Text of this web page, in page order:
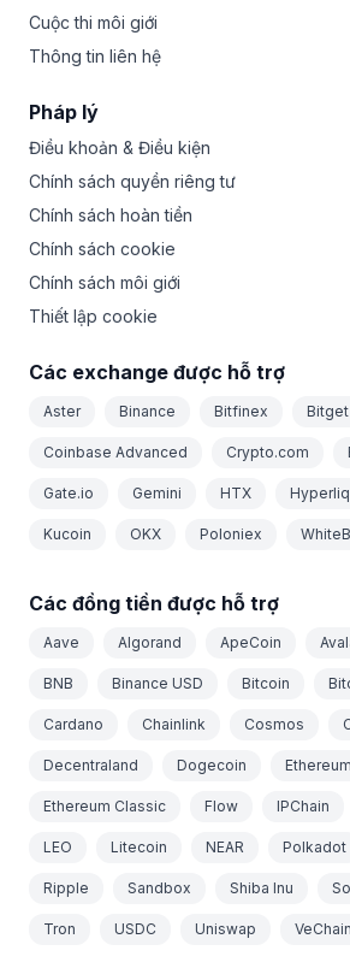
Cuộc thi môi giới
Thông tin liên hệ
Pháp lý
Điều khoản & Điều kiện
Chính sách quyền riêng tư
Chính sách hoàn tiền
Chính sách cookie
Chính sách môi giới
Thiết lập cookie
Các exchange được hỗ trợ
Aster Binance Bitfinex Bitget
Coinbase Advanced Crypto.com
Gate.io Gemini HTX
Kucoin OKX Poloniex
Các đồng tiền được hỗ trợ
Aave Algorand ApeCoin
BNB Binance USD Bitcoin
Cardano Chainlink Cosmos
Decentraland Dogecoin Ethereum
Ethereum Classic Flow IPChain
LEO Litecoin NEAR Polkadot
Ripple Sandbox Shiba Inu
Tron USDC Uniswap VeChain